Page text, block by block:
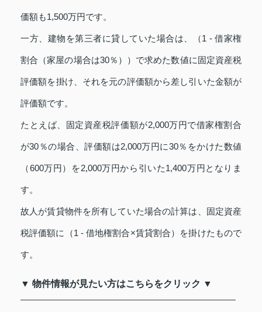
価額も1,500万円です。
一方、建物を第三者に貸していた場合は、（1 - 借家権
割合（家屋の場合は30％））で求めた数値に固定資産税
評価額を掛け、それを元の評価額から差し引いた金額が
評価額です。
たとえば、固定資産税評価額が2,000万円で借家権割合
が30％の場合、評価額は2,000万円に30％をかけた数値
（600万円）を2,000万円から引いた1,400万円となりま
す。
故人が賃貸物件を所有していた場合の計算は、固定資産
税評価額に（1 - 借地権割合×賃貸割合）を掛けたもので
す。
▼ 物件情報が見たい方はこちらをクリック ▼